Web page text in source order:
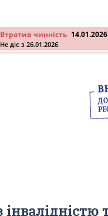
Втратив чинність 14.01.2026
Не діє з 26.01.2026